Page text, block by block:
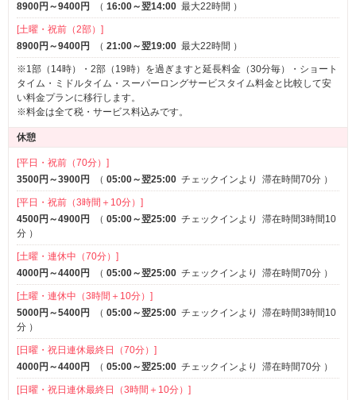
8900円～9400円
（ 16:00～翌14:00 最大22時間 ）
[土曜・祝前（2部）]
8900円～9400円
（ 21:00～翌19:00 最大22時間 ）
※1部（14時）・2部（19時）を過ぎますと延長料金（30分毎）・ショート
タイム・ミドルタイム・スーパーロングサービスタイム料金と比較して安
い料金プランに移行します。
※料金は全て税・サービス料込みです。
休憩
[平日・祝前（70分）]
3500円～3900円
（ 05:00～翌25:00 チェックインより 滞在時間70分 ）
[平日・祝前（3時間＋10分）]
4500円～4900円
（ 05:00～翌25:00 チェックインより
滞在時間3時間10
分 ）
[土曜・連休中（70分）]
4000円～4400円
（ 05:00～翌25:00 チェックインより 滞在時間70分 ）
[土曜・連休中（3時間＋10分）]
5000円～5400円
（ 05:00～翌25:00 チェックインより
滞在時間3時間10
分 ）
[日曜・祝日連休最終日（70分）]
4000円～4400円
（ 05:00～翌25:00 チェックインより 滞在時間70分 ）
[日曜・祝日連休最終日（3時間＋10分）]